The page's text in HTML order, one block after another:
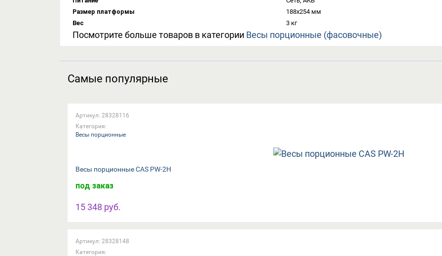
Размер платформы
188х254 мм
Вес
3 кг
Посмотрите больше товаров в категории Весы порционные (фасовочные)
Самые популярные
Артикул: 28328116
Категория:
Весы порционные
Весы порционные CAS PW-2H
под заказ
15 348 руб.
Артикул: 28328148
Категория: